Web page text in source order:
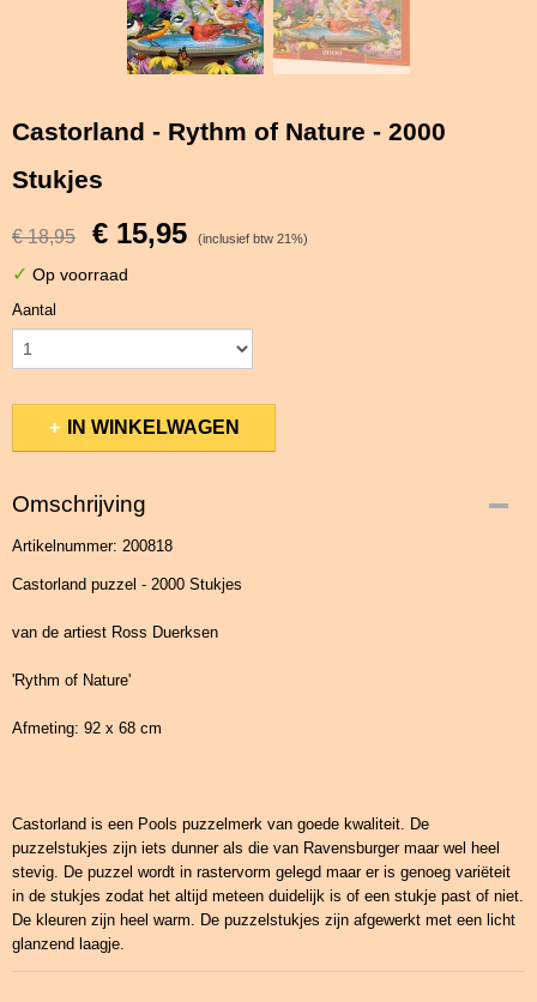
Castorland - Rythm of Nature - 2000
Stukjes
€ 18,95 € 15,95 (inclusief btw 21%)
✓ Op voorraad
Aantal
IN WINKELWAGEN
Omschrijving
Artikelnummer: 200818
Castorland puzzel - 2000 Stukjes
van de artiest Ross Duerksen
'Rythm of Nature'
Afmeting: 92 x 68 cm
Castorland is een Pools puzzelmerk van goede kwaliteit. De
puzzelstukjes zijn iets dunner als die van Ravensburger maar wel heel
stevig. De puzzel wordt in rastervorm gelegd maar er is genoeg variëteit
in de stukjes zodat het altijd meteen duidelijk is of een stukje past of niet.
De kleuren zijn heel warm. De puzzelstukjes zijn afgewerkt met een licht
glanzend laagje.